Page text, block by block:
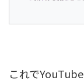
これで